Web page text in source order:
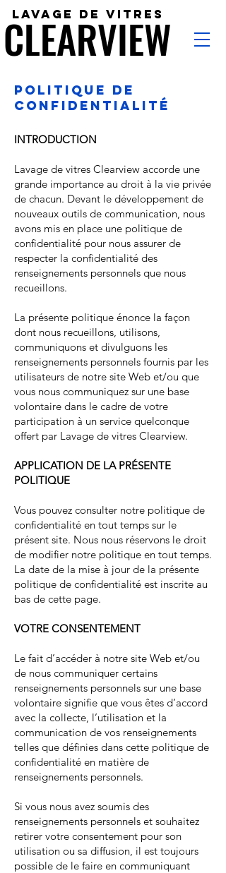
Lavage de vitres
CLEARVIEW
CLEARVIEW
Politique de
confidentialité
INTRODUCTION
Lavage de vitres Clearview accorde une
grande importance au droit à la vie privée
de chacun. Devant le développement de
nouveaux outils de communication, nous
avons mis en place une politique de
confidentialité pour nous assurer de
respecter la confidentialité des
renseignements personnels que nous
recueillons.
La présente politique énonce la façon
dont nous recueillons, utilisons,
communiquons et divulguons les
renseignements personnels fournis par les
utilisateurs de notre site Web et/ou que
vous nous communiquez sur une base
volontaire dans le cadre de votre
participation à un service quelconque
offert par Lavage de vitres Clearview.
APPLICATION DE LA PRÉSENTE
POLITIQUE
Vous pouvez consulter notre politique de
confidentialité en tout temps sur le
présent site. Nous nous réservons le droit
de modifier notre politique en tout temps.
La date de la mise à jour de la présente
politique de confidentialité est inscrite au
bas de cette page.
VOTRE CONSENTEMENT
Le fait d’accéder à notre site Web et/ou
de nous communiquer certains
renseignements personnels sur une base
volontaire signifie que vous êtes d’accord
avec la collecte, l’utilisation et la
communication de vos renseignements
telles que définies dans cette politique de
confidentialité en matière de
renseignements personnels.
Si vous nous avez soumis des
renseignements personnels et souhaitez
retirer votre consentement pour son
utilisation ou sa diffusion, il est toujours
possible de le faire en communiquant